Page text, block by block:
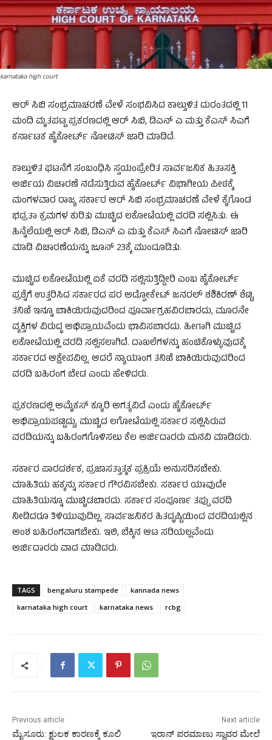
karnataka high court
ಆರ್ ಸಿಬಿ ಸಂಭ್ರಮಾಚರಣೆ ವೇಳೆ ಸಂಭವಿಸಿದ ಕಾಲ್ತುಳಿತ ದುರಂತದಲ್ಲಿ 11
ಮಂದಿ ಮೃತಪಟ್ಟ ಪ್ರಕರಣದಲ್ಲಿ ಆರ್ ಸಿಬಿ, ಡಿಎನ್ ಎ ಮತ್ತು ಕೆಎಸ್ ಸಿಎಗೆ
ಕರ್ನಾಟಕ ಹೈಕೋರ್ಟ್ ನೋಟಿಸ್ ಜಾರಿ ಮಾಡಿದೆ.
ಕಾಲ್ತುಳಿತ ಘಟನೆಗೆ ಸಂಬಂಧಿಸಿ ಸ್ವಯಂಪ್ರೇರಿತ ಸಾರ್ವಜನಿಕ ಹಿತಾಸಕ್ತಿ
ಅರ್ಜಿಯ ವಿಚಾರಣೆ ನಡೆಸುತ್ತಿರುವ ಹೈಕೋರ್ಟ್ ವಿಭಾಗೀಯ ಪೀಠಕ್ಕೆ
ಮಂಗಳವಾರ ರಾಜ್ಯ ಸರ್ಕಾರ ಆರ್ ಸಿಬಿ ಸಂಭ್ರಮಾಚರಣೆ ವೇಳೆ ಕೈಗೊಂಡ
ಭದ್ರತಾ ಕ್ರಮಗಳ ಕುರಿತು ಮುಚ್ಚಿದ ಲಕೋಟೆಯಲ್ಲಿ ವರದಿ ಸಲ್ಲಿಸಿತು. ಈ
ಹಿನ್ನೆಲೆಯಲ್ಲಿ ಆರ್ ಸಿಬಿ, ಡಿಎನ್ ಎ ಮತ್ತು ಕೆಎಸ್ ಸಿಎಗೆ ನೋಟಿಸ್ ಜಾರಿ
ಮಾಡಿ ವಿಚಾರಣೆಯನ್ನು ಜೂನ್ 23ಕ್ಕೆ ಮುಂದೂಡಿತು.
ಮುಚ್ಚಿದ ಲಕೋಟೆಯಲ್ಲಿ ಏಕೆ ವರದಿ ಸಲ್ಲಿಸುತ್ತಿದ್ದೀರಿ ಎಂಬ ಹೈಕೋರ್ಟ್
ಪ್ರಶ್ನೆಗೆ ಉತ್ತರಿಸಿದ ಸರ್ಕಾರದ ಪರ ಅಡ್ವೋಕೇಟ್​ ಜನರಲ್​ ಶಶಿಕಿರಣ್‌ ಶೆಟ್ಟಿ,
ತನಿಖೆ ಇನ್ನೂ ಬಾಕಿಯಿರುವುದರಿಂದ ಪೂರ್ವಾಗ್ರಹವಿರಬಾರದು, ಮೂರನೇ
ವ್ಯಕ್ತಿಗಳ ವಿರುದ್ಧ ಅಭಿಪ್ರಾಯವೆಂದು ಭಾವಿಸಬಾರದು. ಹೀಗಾಗಿ ಮುಚ್ಚಿದ
ಲಕೋಟೆಯಲ್ಲಿ ವರದಿ ಸಲ್ಲಿಸಲಾಗಿದೆ. ದಾಖಲೆಗಳನ್ನು ಹಂಚಿಕೊಳ್ಳುವುದಕ್ಕೆ
ಸರ್ಕಾರದ ಆಕ್ಷೇಪವಿಲ್ಲ. ಆದರೆ ನ್ಯಾಯಾಂಗ ತನಿಖೆ ಬಾಕಿಯಿರುವುದರಿಂದ
ವರದಿ ಬಹಿರಂಗ ಬೇಡ ಎಂದು ಹೇಳಿದರು.
ಪ್ರಕರಣದಲ್ಲಿ ಅಮೈಕಸ್ ಕ್ಯೂರಿ ಅಗತ್ಯವಿದೆ ಎಂದು ಹೈಕೋರ್ಟ್
ಅಭಿಪ್ರಾಯಪಟ್ಟಿದ್ದು, ಮುಚ್ಚಿದ ಲಗೋಟೆಯಲ್ಲಿ ಸರ್ಕಾರ ಸಲ್ಲಿಸಿರುವ
ವರದಿಯನ್ನು ಬಹಿರಂಗಗೊಳಿಸಲು ಕೆಲ ಅರ್ಜಿದಾರರು ಮನವಿ ಮಾಡಿದರು.
ಸರ್ಕಾರ ಪಾರದರ್ಶಕ, ಪ್ರಜಾಸತ್ತಾತ್ಮಕ ಪ್ರಕ್ರಿಯೆ ಅನುಸರಿಸಬೇಕು.
ಮಾಹಿತಿಯ ಹಕ್ಕನ್ನು ಸರ್ಕಾರ ಗೌರವಿಸಬೇಕು. ಸರ್ಕಾರ ಯಾವುದೇ
ಮಾಹಿತಿಯನ್ನೂ ಮುಚ್ಚಿಡಬಾರದು. ಸರ್ಕಾರ ಸಂಪೂರ್ಣ ತಪ್ಪು ವರದಿ
ನೀಡಿದರೂ ತಿಳಿಯುವುದಿಲ್ಲ. ಸಾರ್ವಜನಿಕರ ಹಿತದೃಷ್ಟಿಯಿಂದ ವರದಿಯಲ್ಲಿನ
ಅಂಶ ಬಹಿರಂಗವಾಗಬೇಕು. ಇಲಿ, ಬೆಕ್ಕಿನ ಆಟ ಸರಿಯಲ್ಲವೆಂದು
ಅರ್ಜಿದಾರರು ವಾದ ಮಾಡಿದರು.
TAGS bengaluru stampede
kannada news
karnataka high court
karnataka news rcbg
Previous article
ಮೈಸೂರು: ಕ್ಷುಲಕ ಕಾರಣಕ್ಕೆ ಕೂಲಿ
Next article
ಇರಾನ್ ಪರಮಾಣು ಸ್ಥಾವರ ಮೇಲೆ